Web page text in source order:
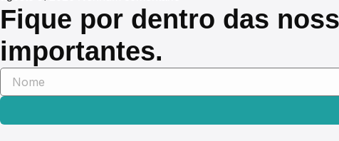
Fique por dentro das
importantes.